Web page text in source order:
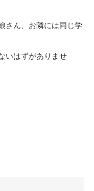
さん、お隣には同じ学
いはずがありませ